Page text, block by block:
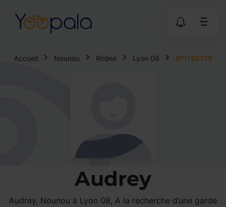
Accueil Nounou Rhône Lyon 08 N°1182779
Audrey
Audrey, Nounou à Lyon 08, A la recherche d’une garde